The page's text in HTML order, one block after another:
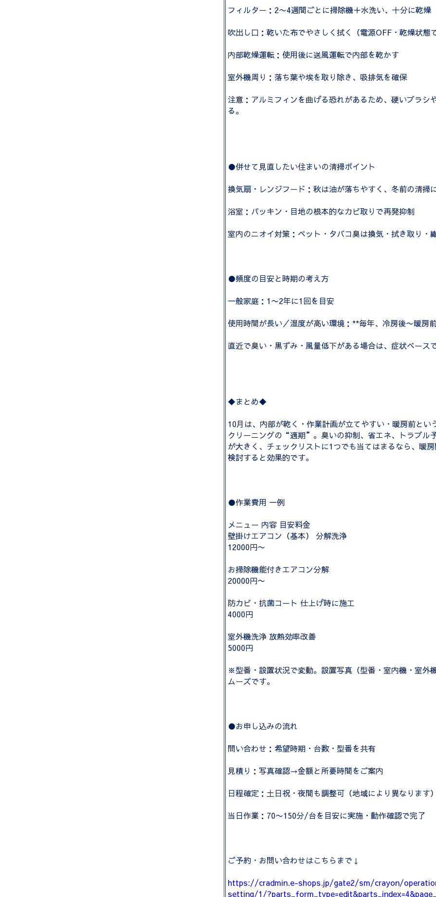
フィルター：2〜4週間ごとに掃除機＋水洗い、十分に乾燥
吹出し口：乾いた布でやさしく拭く（電源OFF・乾燥状態
内部乾燥運転：使用後に送風運転で内部を乾かす
室外機周り：落ち葉や埃を取り除き、吸排気を確保
注意：アルミフィンを曲げる恐れがあるため、硬いブラシ
る。
●併せて見直したい住まいの清掃ポイント
換気扇・レンジフード：秋は油が落ちやすく、冬前の清掃
浴室：パッキン・目地の根本的なカビ取りで再発抑制
室内のニオイ対策：ペット・タバコ臭は換気・拭き取り・
●頻度の目安と時期の考え方
一般家庭：1〜2年に1回を目安
使用時間が長い／湿度が高い環境：**毎年、冷房後〜暖房
直近で臭い・黒ずみ・風量低下がある場合は、症状ベース
◆まとめ◆
10月は、内部が乾く・作業計画が立てやすい・暖房前とい
クリーニングの“適期”。臭いの抑制、省エネ、トラブル
が大きく、チェックリストに1つでも当てはまるなら、暖
検討すると効果的です。
●作業費用 一例
メニュー 内容 目安料金
壁掛けエアコン（基本） 分解洗浄
12000円〜
お掃除機能付きエアコン分解
20000円〜
防カビ・抗菌コート 仕上げ時に施工
4000円
室外機洗浄 放熱効率改善
5000円
※型番・設置状況で変動。設置写真（型番・室内機・室外
ムーズです。
●お申し込みの流れ
問い合わせ：希望時期・台数・型番を共有
見積り：写真確認→金額と所要時間をご案内
日程確定：土日祝・夜間も調整可（地域により異なります
当日作業：70〜150分/台を目安に実施・動作確認で完了
ご予約・お問い合わせはこちらまで↓
https://cradmin.e-shops.jp/gate2/sm/crayon/
setting/1/